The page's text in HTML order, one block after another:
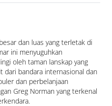
dan luas yang terletak di
ini menyuguhkan
oleh taman lanskap yang
dari bandara internasional dan
dan perbelanjaan
Greg Norman yang terkenal